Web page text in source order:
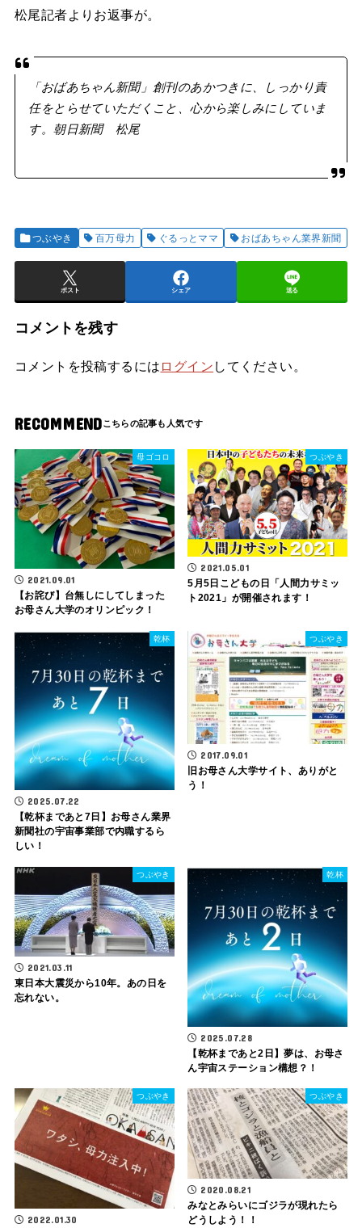
松尾記者よりお返事が。
「おばあちゃん新聞」創刊のあかつきに、しっかり責
任をとらせていただくこと、心から楽しみにしていま
す。朝日新聞 松尾
つぶやき 百万母力 ぐるっとママ おばあちゃん業界新聞
ポスト シェア 送る
コメントを残す
コメントを投稿するには ログイン してください。
RECOMMEND
母ゴコロ
2021.09.01
【お詫び】台無しにしてしまった
お母さん大学のオリンピック！
つぶやき
2021.05.01
5月5日こどもの日「人間力サミッ
ト2021」が開催されます！
乾杯
2025.07.22
【乾杯まであと7日】お母さん業界
新聞社の宇宙事業部で内職するら
しい！
つぶやき
2017.09.01
旧お母さん大学サイト、ありがと
う！
つぶやき
2021.03.11
東日本大震災から10年。あの日を
忘れない。
乾杯
2025.07.28
【乾杯まであと2日】夢は、お母さ
ん宇宙ステーション構想？！
つぶやき
2022.01.30
つぶやき
2020.08.21
みなとみらいにゴジラが現れたら
どうしよう！！